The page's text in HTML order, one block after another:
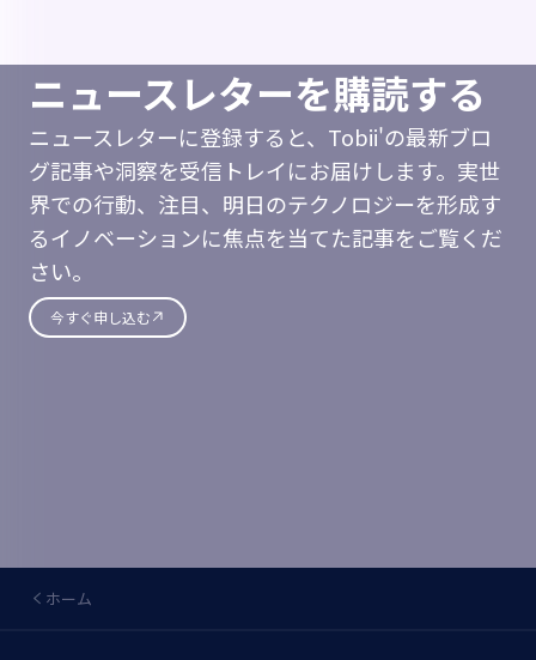
ニュースレターを購読する
ニュースレターに登録すると、Tobii'の最新ブロ
グ記事や洞察を受信トレイにお届けします。実世
界での行動、注目、明日のテクノロジーを形成す
るイノベーションに焦点を当てた記事をご覧くだ
さい。
今すぐ申し込む
ホーム